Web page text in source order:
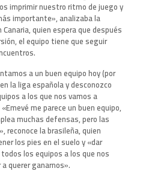
imprimir nuestro ritmo de juego y
importante», analizaba la
quien espera que después
el equipo tiene que seguir
a un buen equipo hoy (por
la liga española y desconozco
a los que nos vamos a
me parece un buen equipo,
muchas defensas, pero las
reconoce la brasileña, quien
los pies en el suelo y «dar
los equipos a los que nos
querer ganarnos».